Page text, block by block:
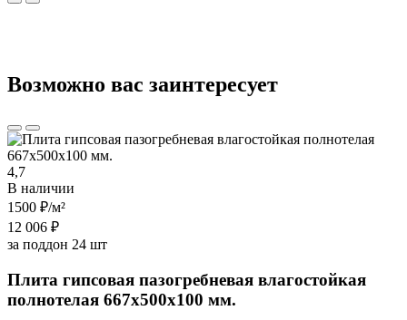
Возможно вас заинтересует
4,7
В наличии
1500 ₽/м²
12 006 ₽
за поддон 24 шт
Плита гипсовая пазогребневая влагостойкая
полнотелая 667х500х100 мм.